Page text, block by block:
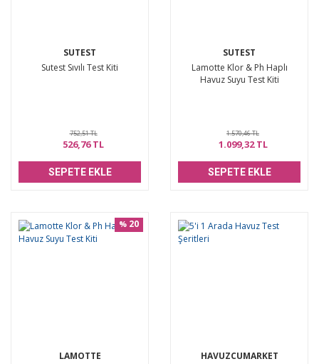
SUTEST
Sutest Sıvılı Test Kiti
752,51 TL
526,76 TL
SEPETE EKLE
SUTEST
Lamotte Klor & Ph Haplı
Havuz Suyu Test Kiti
1.570,46 TL
1.099,32 TL
SEPETE EKLE
LAMOTTE
% 20
HAVUZCUMARKET